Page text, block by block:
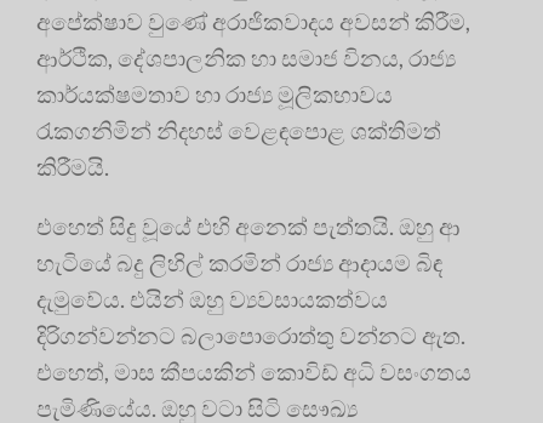
අපේක්ෂාව වුණේ අරාජිකවාදය අවසන් කිරීම,
ආර්ථික, දේශපාලනික හා සමාජ විනය, රාජ්‍ය
කාර්යක්ෂමතාව හා රාජ්‍ය මූලිකභාවය
රැකගනිමින් නිදහස් වෙළඳපොළ ශක්තිමත්
කිරීමයි.
එහෙත් සිදු වූයේ එහි අනෙක් පැත්තයි. ඔහු ආ
හැටියේ බදු ලිහිල් කරමින් රාජ්‍ය ආදායම බිඳ
දැමුවේය. එයින් ඔහු ව්‍යවසායකත්වය
දිරිගන්වන්නට බලාපොරොත්තු වන්නට ඇත.
එහෙත්, මාස කීපයකින් කොවිඩ් අධි වසංගතය
පැමිණියේය. ඔහු වටා සිටි සෞඛ්‍ය